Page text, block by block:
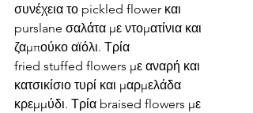
συνέχεια το pickled flower και
purslane σαλάτα με ντοματίνια και
ζαμπούκο αϊόλι. Τρία
fried stuffed flowers με αναρή και
κατσικίσιο τυρί και μαρμελάδα
κρεμμύδι. Τρία braised flowers με